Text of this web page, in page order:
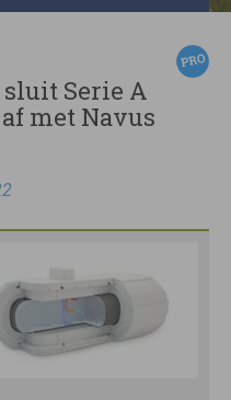
sluit Serie A
met Navus